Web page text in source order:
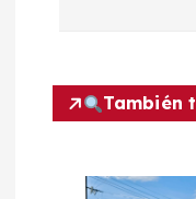
ó
También